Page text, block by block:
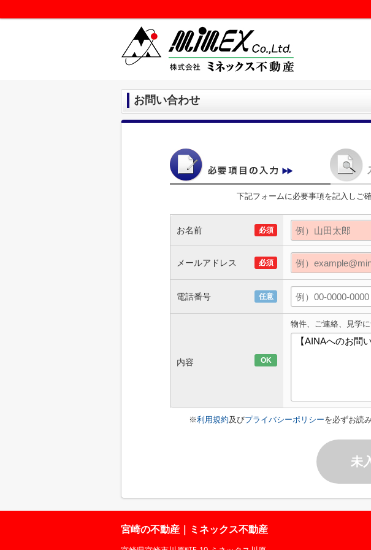
お問い合わせ
下記フォームに必要事項を記入しご
お名前 必須
メールアドレス 必須
電話番号 任意
内容 OK
物件、ご連絡、見学
※利用規約及びプライバシーポリシーを必ずお読
未
宮崎の不動産｜ミネックス不動産